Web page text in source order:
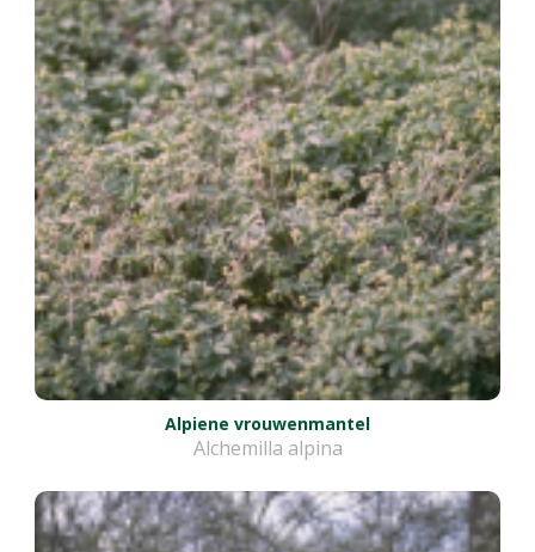
Alpiene vrouwenmantel
Alchemilla alpina